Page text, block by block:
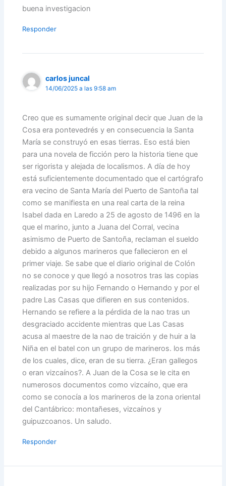
buena investigacion
Responder
carlos juncal
14/06/2025 a las 9:58 am
Creo que es sumamente original decir que Juan de la
Cosa era pontevedrés y en consecuencia la Santa
María se construyó en esas tierras. Eso está bien
para una novela de ficción pero la historia tiene que
ser rigorista y alejada de localismos. A día de hoy
está suficientemente documentado que el cartógrafo
era vecino de Santa María del Puerto de Santoña tal
como se manifiesta en una real carta de la reina
Isabel dada en Laredo a 25 de agosto de 1496 en la
que el marino, junto a Juana del Corral, vecina
asimismo de Puerto de Santoña, reclaman el sueldo
debido a algunos marineros que fallecieron en el
primer viaje. Se sabe que el diario original de Colón
no se conoce y que llegó a nosotros tras las copias
realizadas por su hijo Fernando o Hernando y por el
padre Las Casas que difieren en sus contenidos.
Hernando se refiere a la pérdida de la nao tras un
desgraciado accidente mientras que Las Casas
acusa al maestre de la nao de traición y de huir a la
Niña en el batel con un grupo de marineros. los más
de los cuales, dice, eran de su tierra. ¿Eran gallegos
o eran vizcaínos?. A Juan de la Cosa se le cita en
numerosos documentos como vizcaíno, que era
como se conocía a los marineros de la zona oriental
del Cantábrico: montañeses, vizcaínos y
guipuzcoanos. Un saludo.
Responder